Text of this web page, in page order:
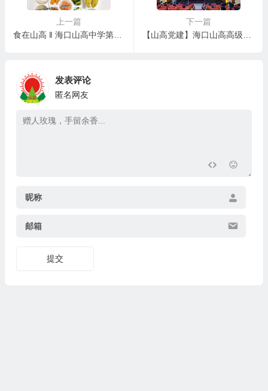
上一篇
食在山高 ‖ 海口山高中学第六周营养食谱
下一篇
发表评论
匿名网友
昵称
邮箱
提交